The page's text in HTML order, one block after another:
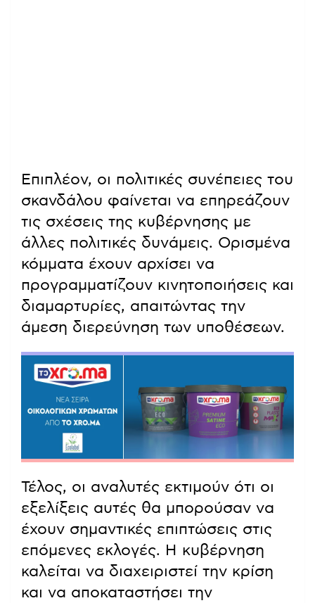
Επιπλέον, οι πολιτικές συνέπειες του
σκανδάλου φαίνεται να επηρεάζουν
τις σχέσεις της κυβέρνησης με
άλλες πολιτικές δυνάμεις. Ορισμένα
κόμματα έχουν αρχίσει να
προγραμματίζουν κινητοποιήσεις και
διαμαρτυρίες, απαιτώντας την
άμεση διερεύνηση των υποθέσεων.
Τέλος, οι αναλυτές εκτιμούν ότι οι
εξελίξεις αυτές θα μπορούσαν να
έχουν σημαντικές επιπτώσεις στις
επόμενες εκλογές. Η κυβέρνηση
καλείται να διαχειριστεί την κρίση
και να αποκαταστήσει την